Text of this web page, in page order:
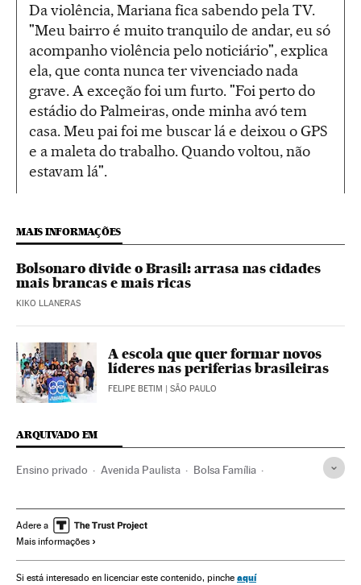
Da violência, Mariana fica sabendo pela TV.
"Meu bairro é muito tranquilo de andar, eu só
acompanho violência pelo noticiário", explica
ela, que conta nunca ter vivenciado nada
grave. A exceção foi um furto. "Foi perto do
estádio do Palmeiras, onde minha avó tem
casa. Meu pai foi me buscar lá e deixou o GPS
e a maleta do trabalho. Quando voltou, não
estavam lá".
MAIS INFORMAÇÕES
Bolsonaro divide o Brasil: arrasa nas cidades
mais brancas e mais ricas
KIKO LLANERAS
A escola que quer formar novos
líderes nas periferias brasileiras
FELIPE BETIM | SÃO PAULO
ARQUIVADO EM
Ensino privado Avenida Paulista Bolsa Família
Desigualdade social Favelização
Ensino público
Governo Brasil América do Sul América Latina
Adere a
Mais informações
Si está interesado en licenciar este contenido, pinche aquí